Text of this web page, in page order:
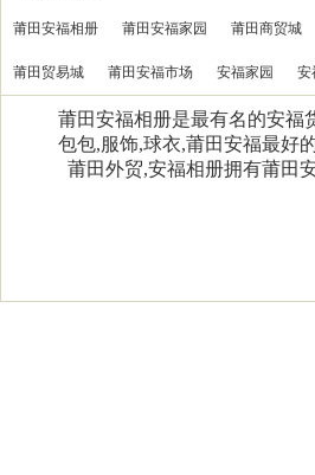
莆田安福相册 莆田安福家园 莆田商贸城
莆田贸易城 莆田安福市场 安福家园 安
莆田安福相册是最有名的安福
包包,服饰,球衣,莆田安福最好
莆田外贸,安福相册拥有莆田